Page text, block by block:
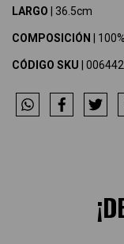
LARGO | 36.5cm
COMPOSICIÓN |
CÓDIGO SKU |